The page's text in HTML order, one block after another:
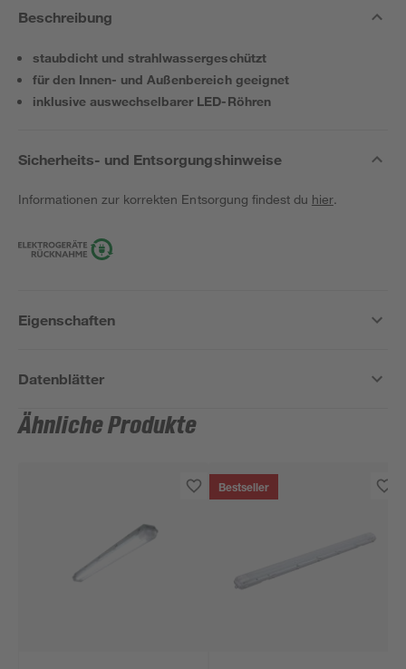
Beschreibung
staubdicht und strahlwassergeschützt
für den Innen- und Außenbereich geeignet
inklusive auswechselbarer LED-Röhren
Sicherheits- und Entsorgungshinweise
Informationen zur korrekten Entsorgung findest du hier.
Eigenschaften
Datenblätter
Ähnliche Produkte
Bestseller